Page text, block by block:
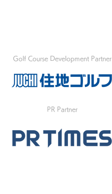
Golf Course Development Partner
PR Partner